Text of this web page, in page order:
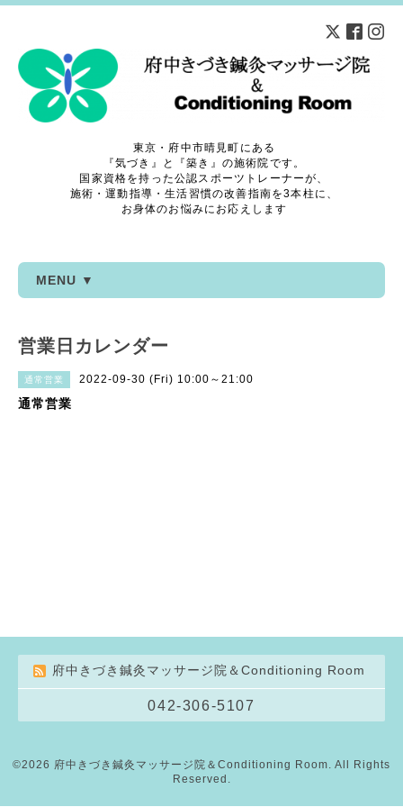
東京・府中市晴見町にある
『気づき』と『築き』の施術院です。
国家資格を持った公認スポーツトレーナーが、
施術・運動指導・生活習慣の改善指南を3本柱に、
お身体のお悩みにお応えします
MENU ▼
営業日カレンダー
通常営業 2022-09-30 (Fri) 10:00～21:00
通常営業
府中きづき鍼灸マッサージ院＆Conditioning Room
042-306-5107
©2026 府中きづき鍼灸マッサージ院＆Conditioning Room . All Rights
Reserved.